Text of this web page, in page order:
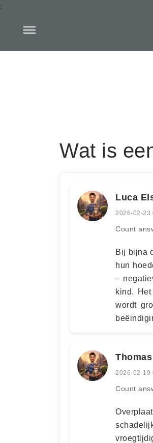
:
Wat is
Luca
2026-02-23
Count
Bij bijna
hun
–
kind.
wordt
2026-02-19
Count